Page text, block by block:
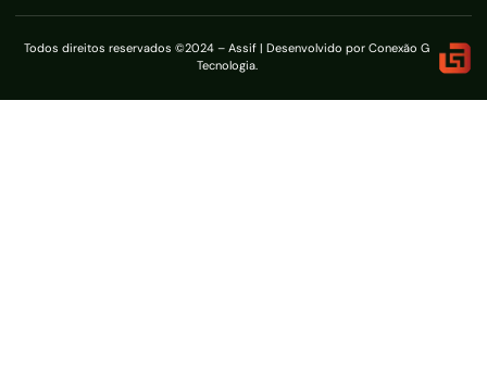
Todos direitos reservados ©2024 – Assif | Desenvolvido por Conexão G
Tecnologia.